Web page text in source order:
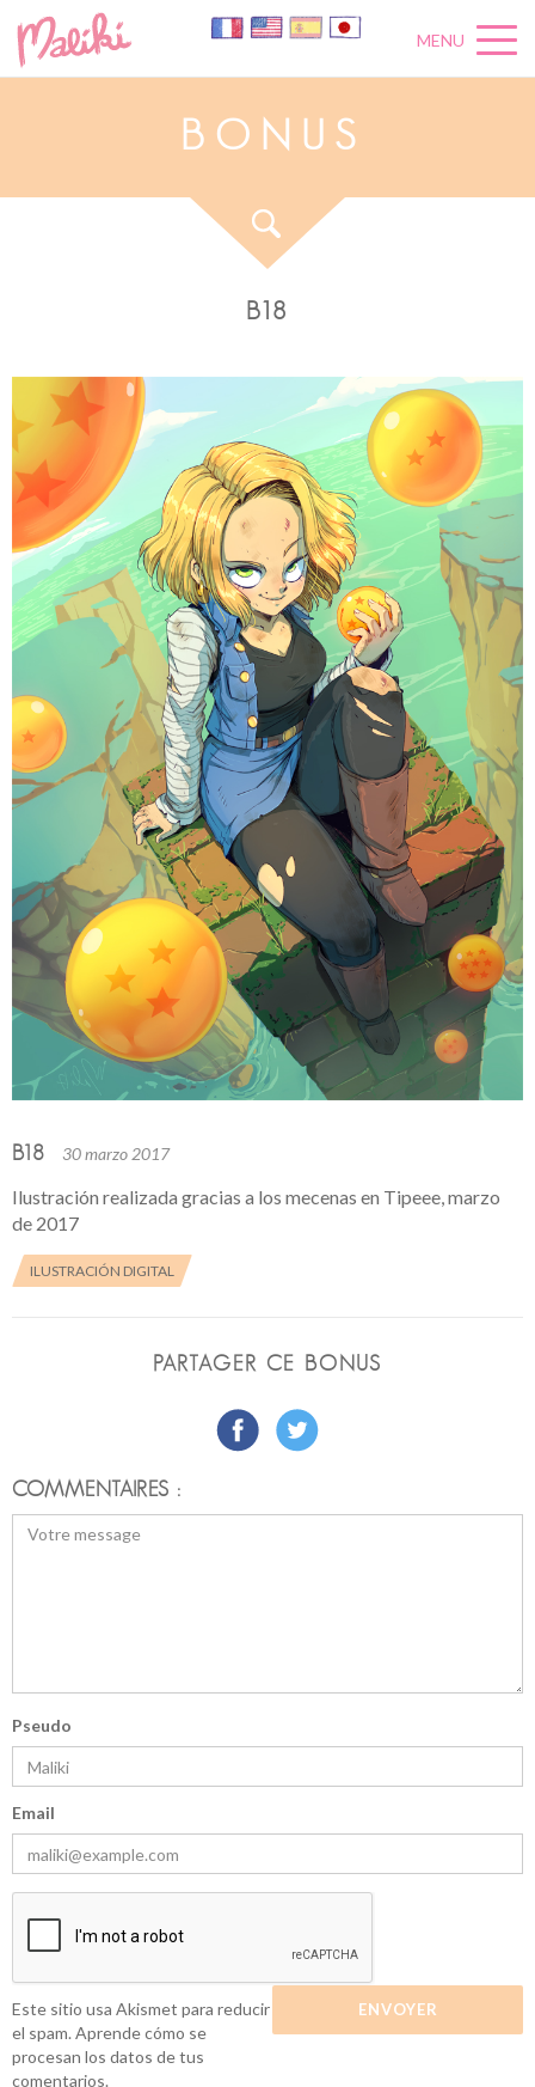
MENU
B O N U S
B18
B18 30 marzo 2017
Ilustración realizada gracias a los mecenas en Tipeee, marzo
de 2017
ILUSTRACIÓN DIGITAL
PARTAGER CE BONUS
COMMENTAIRES :
Pseudo
Email
Este sitio usa Akismet para reducir
el spam. Aprende cómo se
procesan los datos de tus
comentarios.